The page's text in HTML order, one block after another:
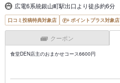
広電6系統銀山町駅出口より徒歩約6分
口コミ投稿特典対象店 ポイントプラス対象店
クーポン
食堂DEN店主のおまかせコース6600円